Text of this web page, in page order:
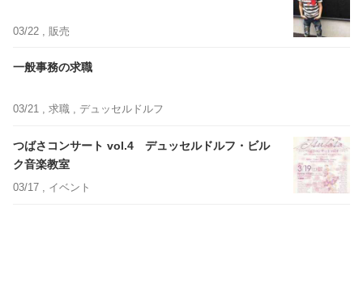
03/22 , 販売
一般事務の求職
03/21 , 求職 , デュッセルドルフ
つばさコンサート vol.4 デュッセルドルフ・ビル
ク音楽教室
03/17 , イベント